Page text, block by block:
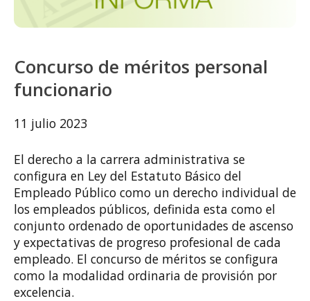
Concurso de méritos personal
funcionario
11 julio 2023
El derecho a la carrera administrativa se
configura en Ley del Estatuto Básico del
Empleado Público como un derecho individual de
los empleados públicos, definida esta como el
conjunto ordenado de oportunidades de ascenso
y expectativas de progreso profesional de cada
empleado. El concurso de méritos se configura
como la modalidad ordinaria de provisión por
excelencia.